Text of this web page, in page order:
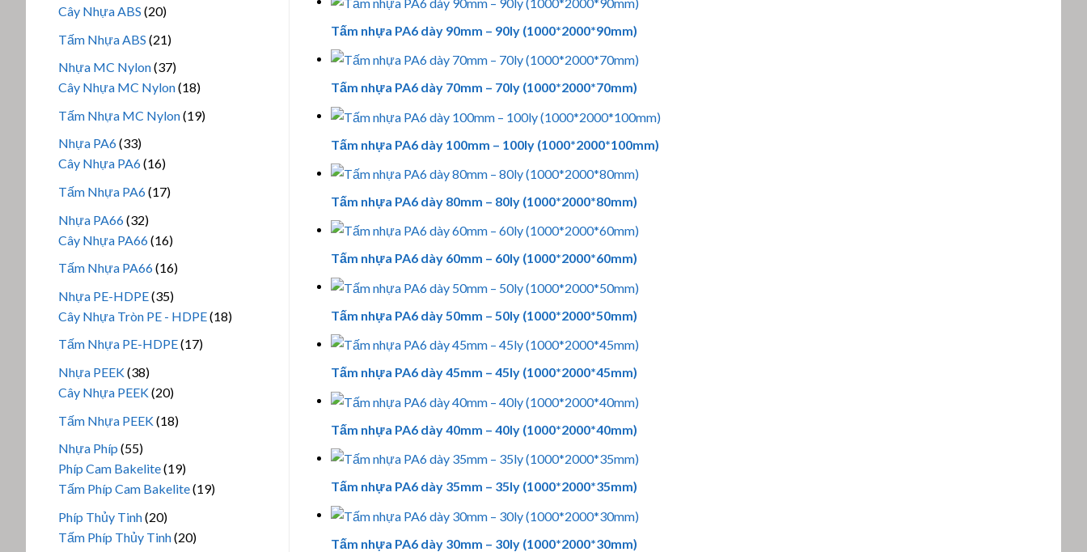
sản
Cây Nhựa ABS 2020
phẩm
Tấm Nhựa ABS 2121
phẩm
Nhựa MC Nylon 3737
sản
Cây Nhựa MC Nylon 1818
phẩm
Tấm Nhựa MC Nylon 1919
Nhựa PA6 3333
sản
Cây Nhựa PA6 1616
phẩm
Tấm Nhựa PA6 1717
Nhựa PA66 3232
sản
Cây Nhựa PA66 1616
phẩm
Tấm Nhựa PA66 1616
Nhựa PE-HDPE 3535
sản
phẩm
Cây Nhựa Tròn PE - HDPE 1818
Tấm Nhựa PE-HDPE 1717
Nhựa PEEK 3838
sản
Cây Nhựa PEEK 2020
phẩm
Tấm Nhựa PEEK 1818
Nhựa Phíp 5555
sản
phẩm
Phíp Cam Bakelite 1919
sản
Tấm Phíp Cam Bakelite 1919
Phíp Thủy Tinh 2020
sản
Tấm Phíp Thủy Tinh 2020
Tấm nhựa PA6 dày 90mm – 90ly (1000*2000*90mm)
Tấm nhựa PA6 dày 70mm – 70ly (1000*2000*70mm)
Tấm nhựa PA6 dày 100mm – 100ly (1000*2000*100mm)
Tấm nhựa PA6 dày 80mm – 80ly (1000*2000*80mm)
Tấm nhựa PA6 dày 60mm – 60ly (1000*2000*60mm)
Tấm nhựa PA6 dày 50mm – 50ly (1000*2000*50mm)
Tấm nhựa PA6 dày 45mm – 45ly (1000*2000*45mm)
Tấm nhựa PA6 dày 40mm – 40ly (1000*2000*40mm)
Tấm nhựa PA6 dày 35mm – 35ly (1000*2000*35mm)
Tấm nhựa PA6 dày 30mm – 30ly (1000*2000*30mm)